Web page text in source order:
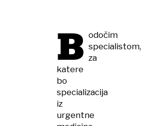
B odočim
specialistom,
za
katere
bo
specializacija
iz
urgentne